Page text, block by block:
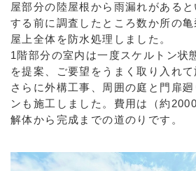
屋部分の陸屋根から雨漏れがある
する前に調査したところ数か所の亀
屋上全体を防水処理しました。
1階部分の室内は一度スケルトン状
を提案、ご要望をうまく取り入れて
さらに外構工事、周囲の庭と門扉
ンも施工しました。費用は（約2000
解体から完成までの道のりです。